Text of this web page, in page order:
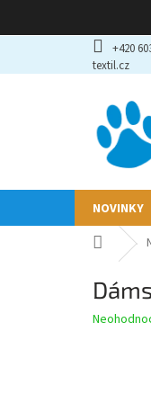
obsah
+420
textil.cz
NOVINKY
Domů
Průměrné